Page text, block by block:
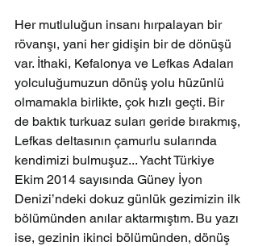
Her mutluluğun insanı hırpalayan bir
rövanşı, yani her gidişin bir de dönüşü
var. İthaki, Kefalonya ve Lefkas Adaları
yolculuğumuzun dönüş yolu hüzünlü
olmamakla birlikte, çok hızlı geçti. Bir
de baktık turkuaz suları geride bırakmış,
Lefkas deltasının çamurlu sularında
kendimizi bulmuşuz... Yacht Türkiye
Ekim 2014 sayısında Güney İyon
Denizi’ndeki dokuz günlük gezimizin ilk
bölümünden anılar aktarmıştım. Bu yazı
ise, gezinin ikinci bölümünden, dönüş